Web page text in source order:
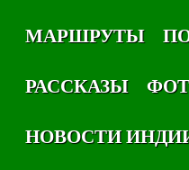
МАРШРУТЫ
РАССКАЗЫ
НОВОСТИ